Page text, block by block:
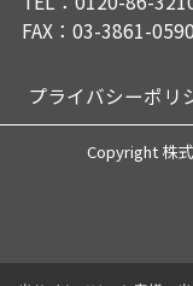
FAX：03-3861-0590
プライバシーポリ
Copyright 株